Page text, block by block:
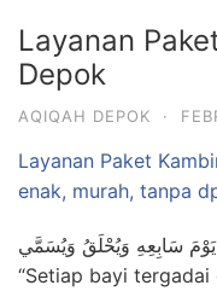
Layanan
Depok
AQIQAH DEPOK ·
Layanan Paket
enak, murah, tanpa
يَوْمَ سَابِعِهِ وَيُحْلَقُ وَيُسَمَّي
“Setiap bayi tergadai